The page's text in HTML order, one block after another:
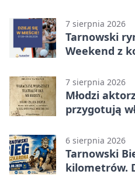
7 sierpnia 2026
Tarnowski
Weekend z
7 sierpnia 2026
Młodzi
przygotują
6 sierpnia 2026
Tarnowski
kilometrów.